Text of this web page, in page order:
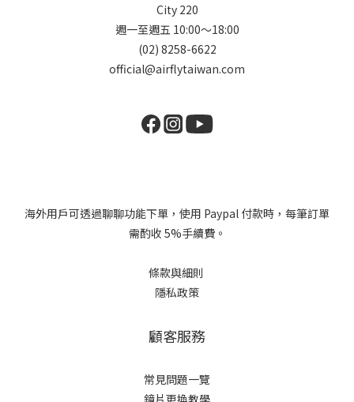
City 220
週一至週五 10:00～18:00
(02) 8258-6622
official@airflytaiwan.com
海外用戶可透過聊聊功能下單，使用 Paypal 付款時，每筆訂單
需酌收 5%手續費。
條款與細則
隱私政策
顧客服務
常見問題一覽
鏡片更換教學​